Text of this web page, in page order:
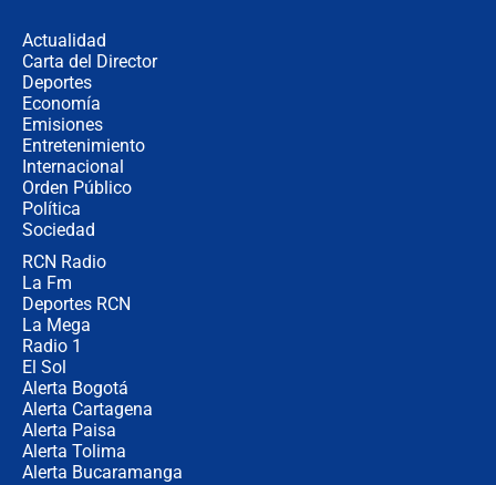
Actualidad
Carta del Director
Deportes
Economía
Emisiones
Entretenimiento
Internacional
Orden Público
Política
Sociedad
RCN Radio
La Fm
Deportes RCN
La Mega
Radio 1
El Sol
Alerta Bogotá
Alerta Cartagena
Alerta Paisa
Alerta Tolima
Alerta Bucaramanga